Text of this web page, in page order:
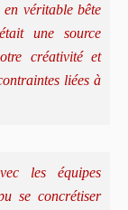
véritable bête
une source
créativité et
liées à
les équipes
se concrétiser